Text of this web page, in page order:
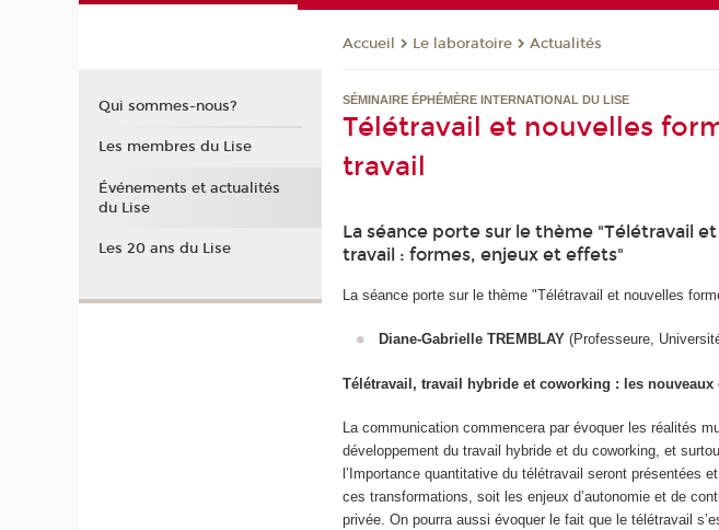
Accueil Le laboratoire Actualités
SÉMINAIRE ÉPHÉMÈRE INTERNATIONAL DU LISE
Télétravail et nouvelles
travail
La séance porte sur le thème "Télétravail
travail : formes, enjeux et effets"
La séance porte sur le thème "Télétravail et nouvelles
Diane-Gabrielle TREMBLAY(Professeure,
Télétravail, travail hybride et coworking : les nouveaux
La communication commencera par évoquer les réalités
développement du travail hybride et du coworking, et
l’Importance quantitative du télétravail seront présentées
ces transformations, soit les enjeux d’autonomie et de
privée. On pourra aussi évoquer le fait que le télétravail
Qui sommes-nous?
Les membres du Lise
Événements et actualités
du Lise
Les 20 ans du Lise